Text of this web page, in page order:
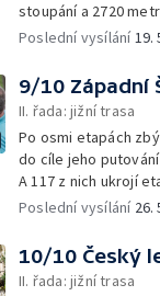
stoupání a 2720
Poslední vysílání19.
9/10 Západní
II. řada: jižní trasa
Po osmi etapách
do cíle jeho
A 117 z nich ukrojí
Poslední vysílání 26.
10/10 Český
II. řada: jižní trasa